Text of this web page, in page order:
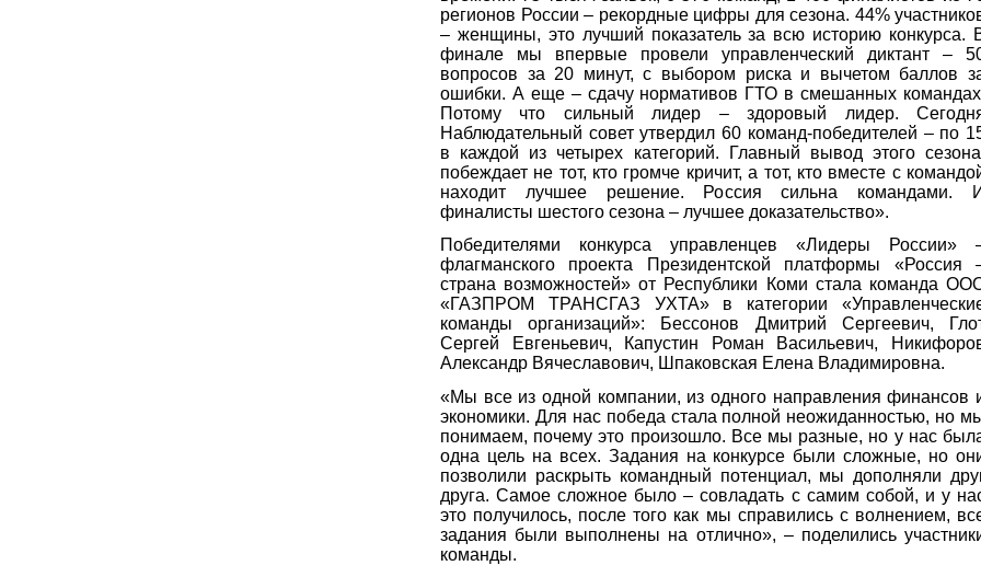
регионов России – рекордные цифры для сезона. 44%
– женщины, это лучший показатель за всю историю конкурса.
финале мы впервые провели управленческий диктант –
вопросов за 20 минут, с выбором риска и вычетом баллов
ошибки. А еще – сдачу нормативов ГТО в смешанных
Потому что сильный лидер – здоровый лидер.
Наблюдательный совет утвердил 60 команд-победителей – по
в каждой из четырех категорий. Главный вывод этого
побеждает не тот, кто громче кричит, а тот, кто вместе с
находит лучшее решение. Россия сильна командами. И
финалисты шестого сезона – лучшее доказательство».
Победителями конкурса управленцев «Лидеры России»
флагманского проекта Президентской платформы «Россия
страна возможностей» от Республики Коми стала команда
«ГАЗПРОМ ТРАНСГАЗ УХТА» в категории
команды организаций»: Бессонов Дмитрий Сергеевич,
Сергей Евгеньевич, Капустин Роман Васильевич,
Александр Вячеславович, Шпаковская Елена Владимировна.
«Мы все из одной компании, из одного направления финансов
экономики. Для нас победа стала полной неожиданностью, но
понимаем, почему это произошло. Все мы разные, но у нас
одна цель на всех. Задания на конкурсе были сложные, но
позволили раскрыть командный потенциал, мы дополняли
друга. Самое сложное было – совладать с самим собой, и у
это получилось, после того как мы справились с волнением,
задания были выполнены на отлично», – поделились
команды.